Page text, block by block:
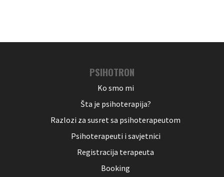
PSIHOTRON
Ko smo mi
Šta je psihoterapija?
Razlozi za susret sa psihoterapeutom
Psihoterapeuti i savjetnici
Registracija terapeuta
Booking